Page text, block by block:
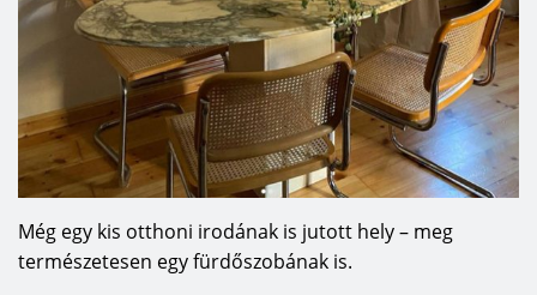
Még egy kis otthoni irodának is jutott hely – meg
természetesen egy fürdőszobának is.